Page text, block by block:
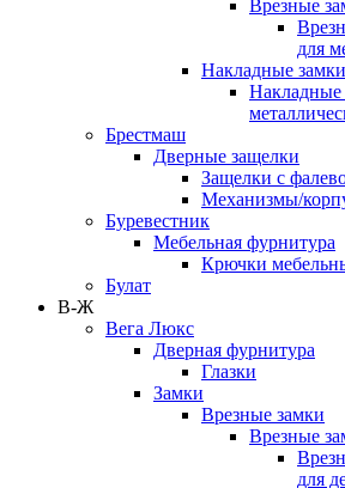
Врезные
для
Накладные замки
Накладные
Брестмаш
Дверные защелки
Защелки с
Механизмы/
Буревестник
Мебельная фурнитура
Крючки
Булат
В-Ж
Вега Люкс
Дверная фурнитура
Глазки
Замки
Врезные замки
Врезные
для